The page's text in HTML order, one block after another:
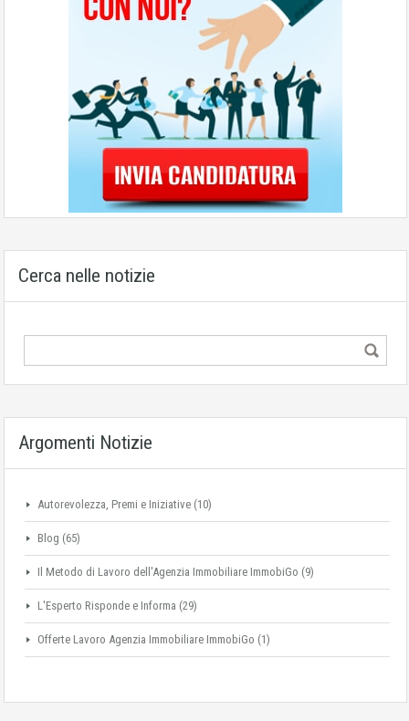
Cerca nelle notizie
Argomenti Notizie
Autorevolezza, Premi e Iniziative (10)
Blog (65)
Il Metodo di Lavoro dell'Agenzia Immobiliare ImmobiGo (9)
L'Esperto Risponde e Informa (29)
Offerte Lavoro Agenzia Immobiliare ImmobiGo (1)